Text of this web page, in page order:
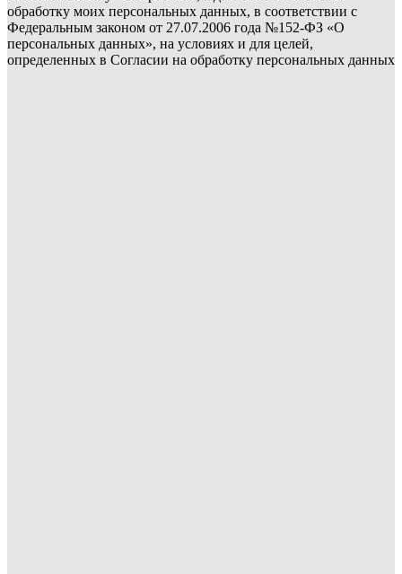
обработку моих персональных данных, в соответствии с
Федеральным законом от 27.07.2006 года №152-ФЗ «О
персональных данных», на условиях и для целей,
определенных в Согласии на обработку персональных данных